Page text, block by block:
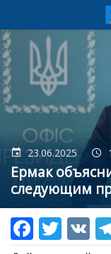
Перейти
к
основному
содержанию
23.06.2025
Ермак
следующим